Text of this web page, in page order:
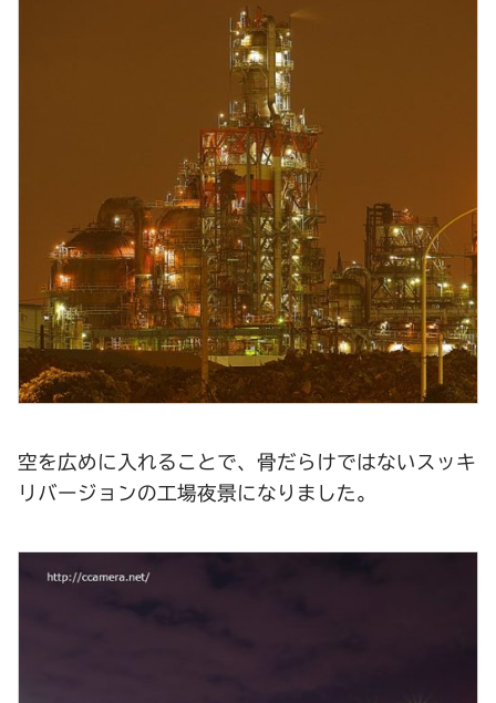
空を広めに入れることで、骨だらけではないスッキ
リバージョンの工場夜景になりました。